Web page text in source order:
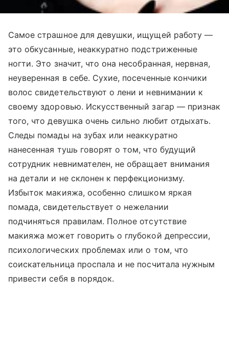
Самое страшное для девушки, ищущей работу —
это обкусанные, неаккуратно подстриженные
ногти. Это значит, что она несобранная, нервная,
неуверенная в себе. Сухие, посеченные кончики
волос свидетельствуют о лени и невнимании к
своему здоровью. Искусственный загар — признак
того, что девушка очень сильно любит отдыхать.
Следы помады на зубах или неаккуратно
нанесенная тушь говорят о том, что будущий
сотрудник невнимателен, не обращает внимания
на детали и не склонен к перфекционизму.
Избыток макияжа, особенно слишком яркая
помада, свидетельствует о нежелании
подчиняться правилам. Полное отсутствие
макияжа может говорить о глубокой депрессии,
психологических проблемах или о том, что
соискательница проспала и не посчитала нужным
привести себя в порядок.